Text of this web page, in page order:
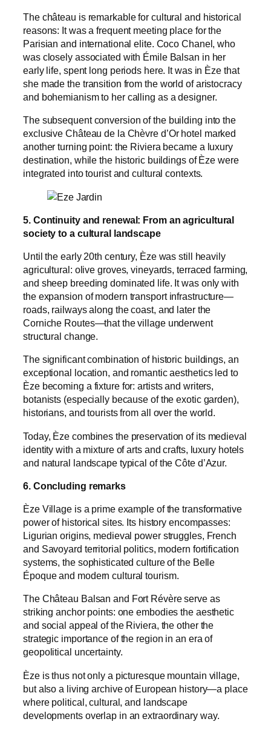
The château is remarkable for cultural and historical
reasons: It was a frequent meeting place for the
Parisian and international elite. Coco Chanel, who
was closely associated with Émile Balsan in her
early life, spent long periods here. It was in Èze that
she made the transition from the world of aristocracy
and bohemianism to her calling as a designer.
The subsequent conversion of the building into the
exclusive Château de la Chèvre d’Or hotel marked
another turning point: the Riviera became a luxury
destination, while the historic buildings of Èze were
integrated into tourist and cultural contexts.
5. Continuity and renewal: From an agricultural
society to a cultural landscape
Until the early 20th century, Èze was still heavily
agricultural: olive groves, vineyards, terraced farming,
and sheep breeding dominated life. It was only with
the expansion of modern transport infrastructure—
roads, railways along the coast, and later the
Corniche Routes—that the village underwent
structural change.
The significant combination of historic buildings, an
exceptional location, and romantic aesthetics led to
Èze becoming a fixture for: artists and writers,
botanists (especially because of the exotic garden),
historians, and tourists from all over the world.
Today, Èze combines the preservation of its medieval
identity with a mixture of arts and crafts, luxury hotels
and natural landscape typical of the Côte d’Azur.
6. Concluding remarks
Èze Village is a prime example of the transformative
power of historical sites. Its history encompasses:
Ligurian origins, medieval power struggles, French
and Savoyard territorial politics, modern fortification
systems, the sophisticated culture of the Belle
Époque and modern cultural tourism.
The Château Balsan and Fort Révère serve as
striking anchor points: one embodies the aesthetic
and social appeal of the Riviera, the other the
strategic importance of the region in an era of
geopolitical uncertainty.
Èze is thus not only a picturesque mountain village,
but also a living archive of European history—a place
where political, cultural, and landscape
developments overlap in an extraordinary way.